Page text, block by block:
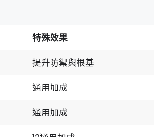
特殊效果
提升防禦與根基
通用加成
通用加成